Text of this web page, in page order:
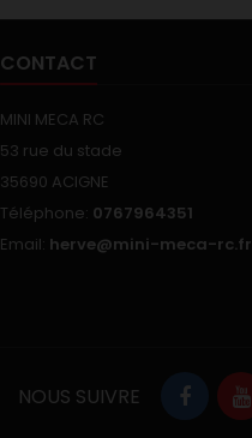
CONTACT
MINI MECA RC
53 rue du stade
35690 ACIGNE
Téléphone: 0767964351
Email: herve@mini-meca-rc.fr
NOUS SUIVRE